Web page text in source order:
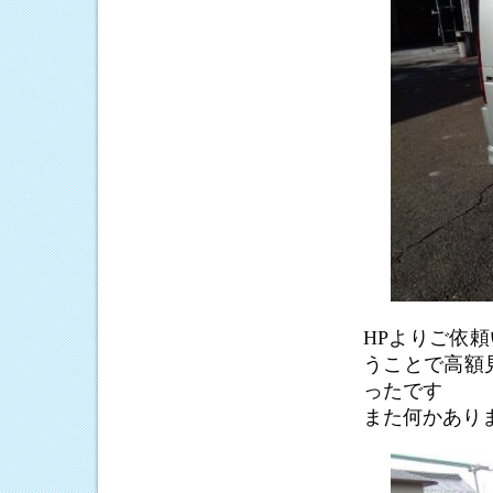
HPよりご依
うことで高
ったです
また何かあり